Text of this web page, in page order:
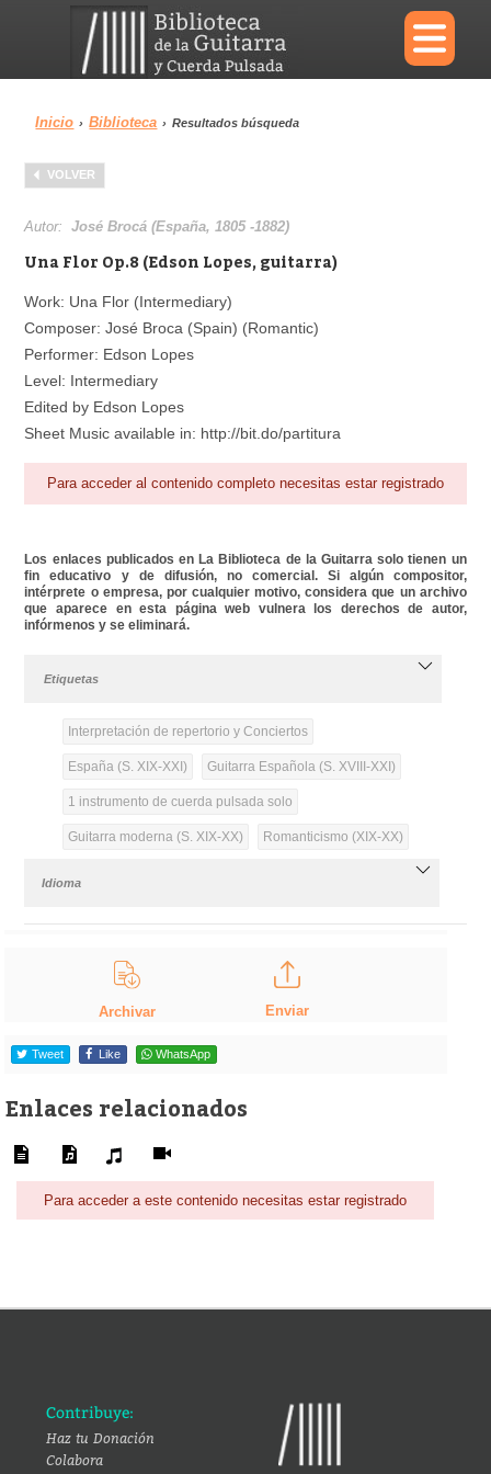
×
Menu
Biblioteca
Área personal Reproductor
Inicio › Biblioteca › Resultados búsqueda
VOLVER
Autor:José Brocá (España, 1805 -1882)
Una Flor Op.8 (Edson Lopes, guitarra)
Work: Una Flor (Intermediary)
Composer: José Broca (Spain) (Romantic)
Performer: Edson Lopes
Level: Intermediary
Edited by Edson Lopes
Sheet Music available in: http://bit.do/partitura
Para acceder al contenido completo necesitas estar registrado
Los enlaces publicados en La Biblioteca de la Guitarra solo tienen un
fin educativo y de difusión, no comercial. Si algún compositor,
intérprete o empresa, por cualquier motivo, considera que un archivo
que aparece en esta página web vulnera los derechos de autor,
infórmenos y se eliminará.
Etiquetas
Interpretación de repertorio y Conciertos
España (S. XIX-XXI) Guitarra Española (S. XVIII-XXI)
1 instrumento de cuerda pulsada solo
Guitarra moderna (S. XIX-XX) Romanticismo (XIX-XX)
Idioma
Archivar Enviar
Tweet Like WhatsApp
Enlaces relacionados
Para acceder a este contenido necesitas estar registrado
Contribuye:
Haz tu Donación
Colabora